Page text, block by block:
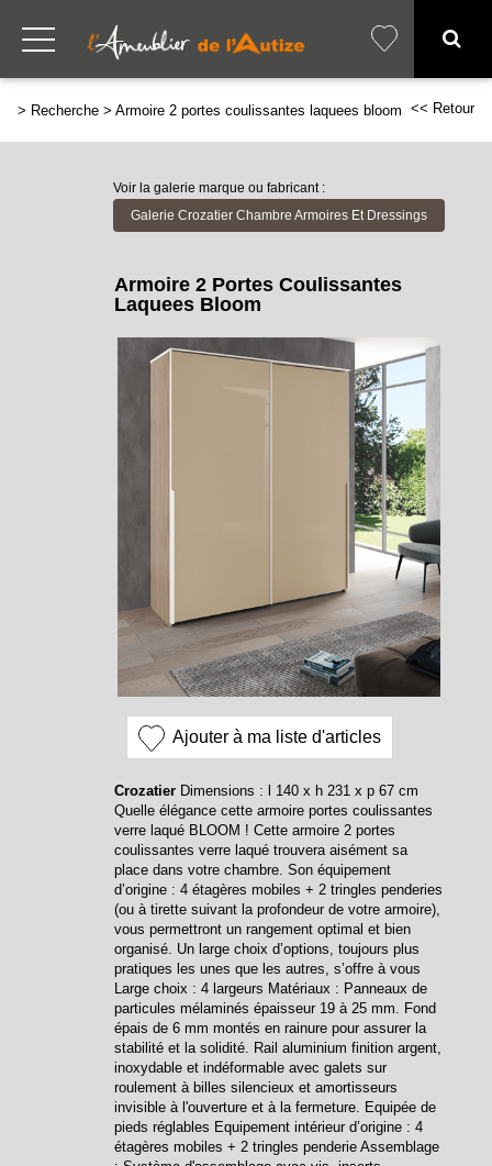
> Recherche > Armoire 2 portes coulissantes laquees bloom << Retour
Voir la galerie marque ou fabricant :
Galerie Crozatier Chambre Armoires Et Dressings
Ajouter à ma liste d'articles
Armoire 2 Portes Coulissantes
Laquees Bloom
CrozatierDimensions : l 140 x h 231 x p 67 cm
Quelle élégance cette armoire portes coulissantes
verre laqué BLOOM ! Cette armoire 2 portes
coulissantes verre laqué trouvera aisément sa
place dans votre chambre. Son équipement
d’origine : 4 étagères mobiles + 2 tringles penderies
(ou à tirette suivant la profondeur de votre armoire),
vous permettront un rangement optimal et bien
organisé. Un large choix d’options, toujours plus
pratiques les unes que les autres, s’offre à vous
Large choix : 4 largeurs Matériaux : Panneaux de
particules mélaminés épaisseur 19 à 25 mm. Fond
épais de 6 mm montés en rainure pour assurer la
stabilité et la solidité. Rail aluminium finition argent,
inoxydable et indéformable avec galets sur
roulement à billes silencieux et amortisseurs
invisible à l'ouverture et à la fermeture. Equipée de
pieds réglables Equipement intérieur d’origine : 4
étagères mobiles + 2 tringles penderie Assemblage